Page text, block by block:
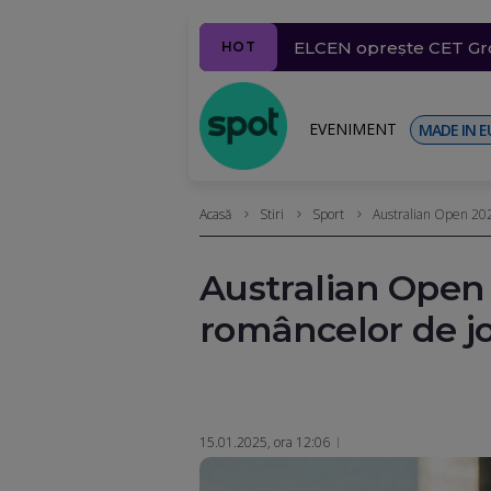
HOT ELCEN oprește CET
Rămânem sub asediul
cm
Tragedie într-un liceu
MAE confirmă: O
plan de asasinat
Țara UE care a
EVENIMENT MADE IN
Acasă Stiri Sport Australian Open
Australian
româncelor de
15.01.2025, ora 12:06